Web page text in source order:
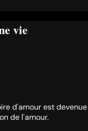
vie
d'amour est devenue
de l'amour.